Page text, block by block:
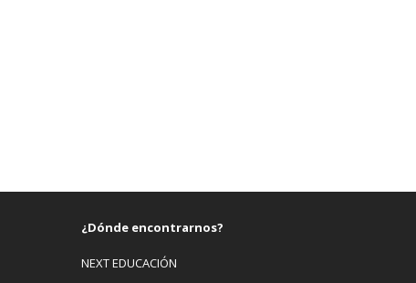
¿Dónde encontrarnos?
NEXT EDUCACIÓN